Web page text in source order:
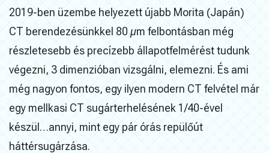
2019-ben üzembe helyezett újabb Morita (Japán)
CT berendezésünkkel 80 µm felbontásban még
részletesebb és precízebb állapotfelmérést tudunk
végezni, 3 dimenzióban vizsgálni, elemezni. És ami
még nagyon fontos, egy ilyen modern CT felvétel már
egy mellkasi CT sugárterhelésének 1/40-ével
készül…annyi, mint egy pár órás repülőút
háttérsugárzása.